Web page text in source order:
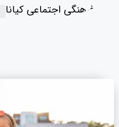
گروه فرهنگی اجتماعی کیانا